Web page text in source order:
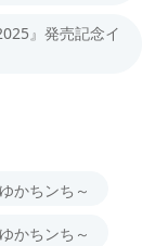
』発売記念イ
かちンち～
かちンち～